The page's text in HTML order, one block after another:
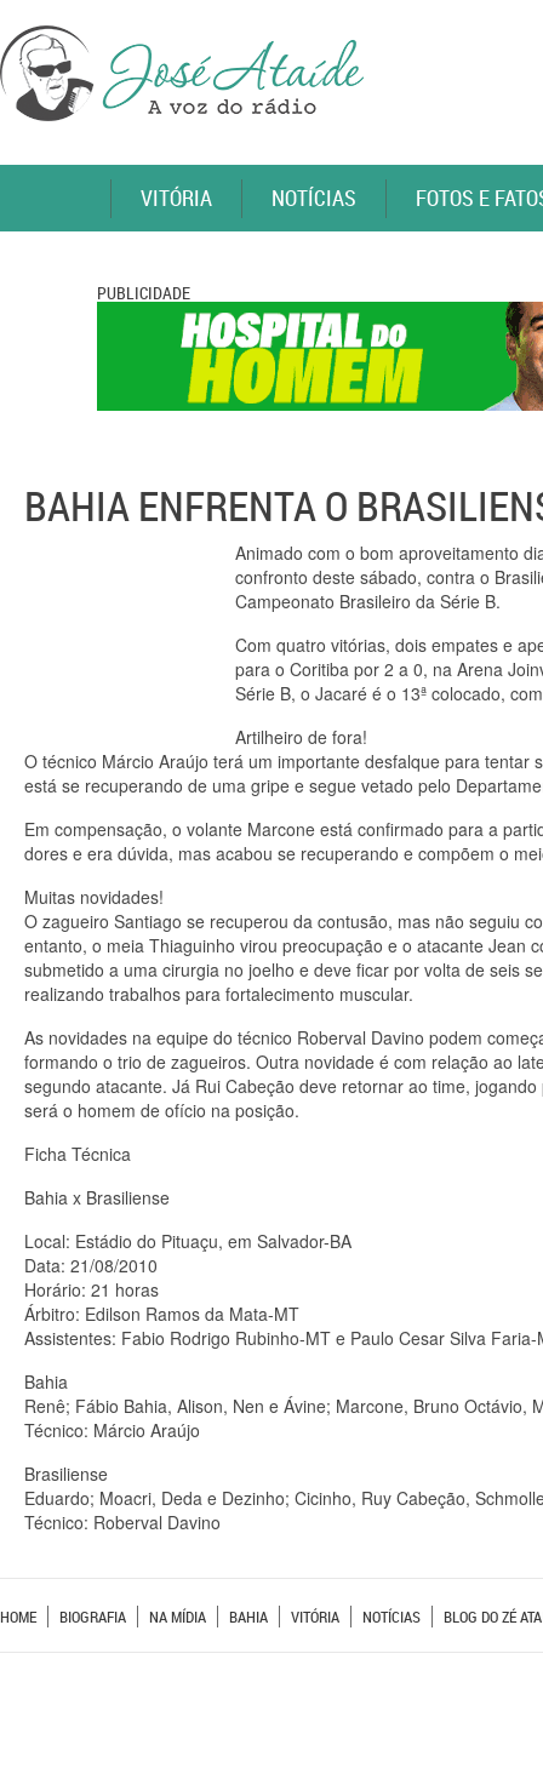
VITÓRIA NOTÍCIAS FOTOS E
PUBLICIDADE
BAHIA ENFRENTA O
Animado com o bom aproveitamento
confronto deste sábado, contra o
Campeonato Brasileiro da Série B.
Com quatro vitórias, dois empates e
para o Coritiba por 2 a 0, na Arena
Série B, o Jacaré é o 13ª colocado,
Artilheiro de fora!
O técnico Márcio Araújo terá um importante desfalque para
está se recuperando de uma gripe e segue vetado pelo
Em compensação, o volante Marcone está confirmado para a
dores e era dúvida, mas acabou se recuperando e compõem o
Muitas novidades!
O zagueiro Santiago se recuperou da contusão, mas não seguiu
entanto, o meia Thiaguinho virou preocupação e o atacante Jean
submetido a uma cirurgia no joelho e deve ficar por volta de seis
realizando trabalhos para fortalecimento muscular.
As novidades na equipe do técnico Roberval Davino podem
formando o trio de zagueiros. Outra novidade é com relação ao
segundo atacante. Já Rui Cabeção deve retornar ao time,
será o homem de ofício na posição.
Ficha Técnica
Bahia x Brasiliense
Local: Estádio do Pituaçu, em Salvador-BA
Data: 21/08/2010
Horário: 21 horas
Árbitro: Edilson Ramos da Mata-MT
Assistentes: Fabio Rodrigo Rubinho-MT e Paulo Cesar Silva Faria-
Bahia
Renê; Fábio Bahia, Alison, Nen e Ávine; Marcone, Bruno Octávio,
Técnico: Márcio Araújo
Brasiliense
Eduardo; Moacri, Deda e Dezinho; Cicinho, Ruy Cabeção,
Técnico: Roberval Davino
HOME BIOGRAFIA NA MÍDIA BAHIA VITÓRIA NOTÍCIAS BLOG DO ZÉ